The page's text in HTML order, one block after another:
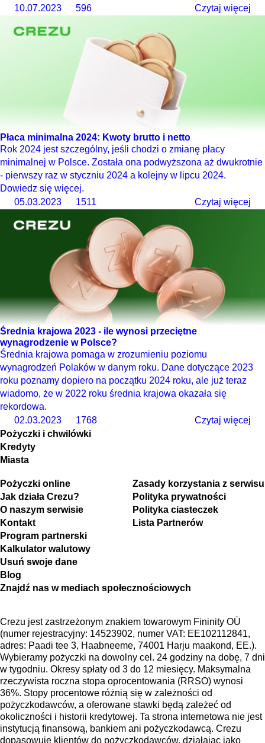
10.07.2023
596 Czytaj więcej
Płaca minimalna 2024: Kwoty brutto i netto
Rok 2024 jest szczególny, jeśli chodzi o zmianę płacy
minimalnej w Polsce. Została ona podwyższona aż dwukrotnie
- pierwszy raz w styczniu 2024 a kolejny w lipcu 2024.
Dowiedz się więcej.
05.03.2023
1511 Czytaj więcej
Średnia krajowa 2023 - ile wynosi przeciętne
wynagrodzenie w Polsce?
Średnia krajowa pomaga w zrozumieniu poziomu
wynagrodzeń Polaków w danym roku. Dane dotyczące 2023
roku poznamy dopiero na początku 2024 roku, ale już teraz
wiadomo, że w 2022 roku średnia krajowa okazała się
rekordowa.
02.03.2023
1768
Czytaj więcej
Pożyczki i chwilówki
Kredyty
Miasta
Pożyczki online
Jak działa Crezu?
O naszym serwisie
Kontakt
Program partnerski
Kalkulator walutowy
Usuń swoje dane
Blog
Zasady korzystania z serwisu
Polityka prywatności
Polityka ciasteczek
Lista Partnerów
Znajdź nas w mediach społecznościowych
Crezu jest zastrzeżonym znakiem towarowym Fininity OÜ
(numer rejestracyjny: 14523902, numer VAT: EE102112841,
adres: Paadi tee 3, Haabneeme, 74001 Harju maakond, EE.).
Wybieramy pożyczki na dowolny cel. 24 godziny na dobę, 7 dni
w tygodniu. Okresy spłaty od 3 do 12 miesięcy. Maksymalna
rzeczywista roczna stopa oprocentowania (RRSO) wynosi
36%. Stopy procentowe różnią się w zależności od
pożyczkodawców, a oferowane stawki będą zależeć od
okoliczności i historii kredytowej. Ta strona internetowa nie jest
instytucją finansową, bankiem ani pożyczkodawcą. Crezu
dopasowuje klientów do pożyczkodawców, działając jako